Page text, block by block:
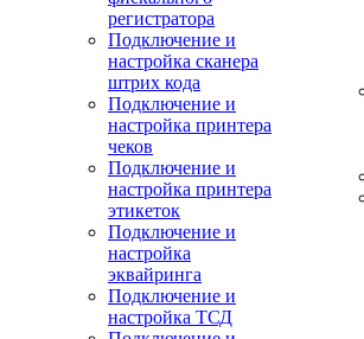
регистратора
Подключение и
настройка сканера
штрих кода
Подключение и
настройка принтера
чеков
Подключение и
настройка принтера
этикеток
Подключение и
настройка
эквайринга
Подключение и
настройка ТСД